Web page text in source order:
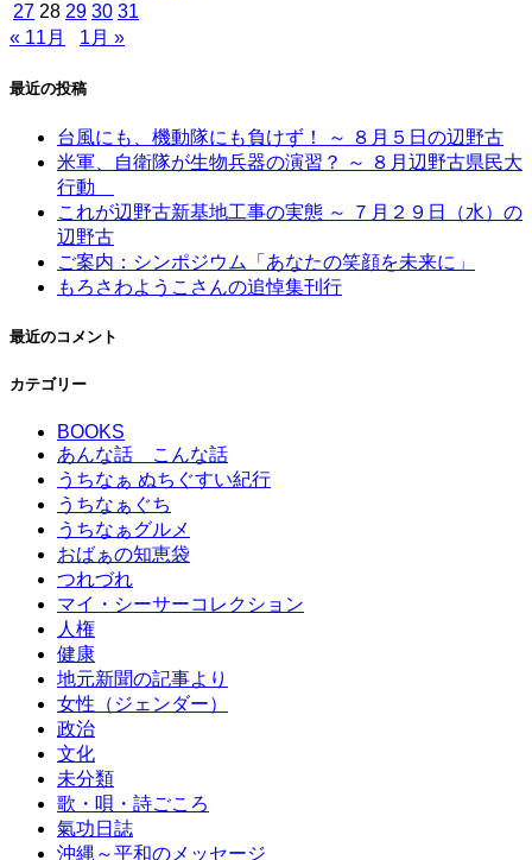
27 28 29 30 31
« 11月
1月 »
最近の投稿
台風にも、機動隊にも負けず！ ～ ８月５日の辺野古
米軍、自衛隊が生物兵器の演習？ ～ ８月辺野古県民大
行動
これが辺野古新基地工事の実態 ～ ７月２９日（水）の
辺野古
ご案内：シンポジウム「あなたの笑顔を未来に」
もろさわようこさんの追悼集刊行
最近のコメント
カテゴリー
BOOKS
あんな話 こんな話
うちなぁ ぬちぐすい紀行
うちなぁぐち
うちなぁグルメ
おばぁの知恵袋
つれづれ
マイ・シーサーコレクション
人権
健康
地元新聞の記事より
女性（ジェンダー）
政治
文化
未分類
歌・唄・詩ごころ
氣功日誌
沖縄～平和のメッセージ